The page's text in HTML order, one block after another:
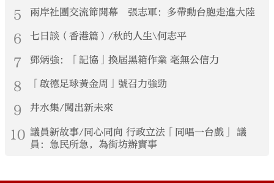
5 兩岸社團交流節開幕 張志軍：多帶動台胞走進大陸
6 七日談（香港篇）/秋的人生\何志平
7 鄧炳強：「記協」換屆黑箱作業 毫無公信力
8 「啟德足球黃金周」號召力強勁
9 井水集/闖出新未來
10 議員新故事/同心同向 行政立法「同唱一台戲」 議
員：急民所急，為街坊辦實事